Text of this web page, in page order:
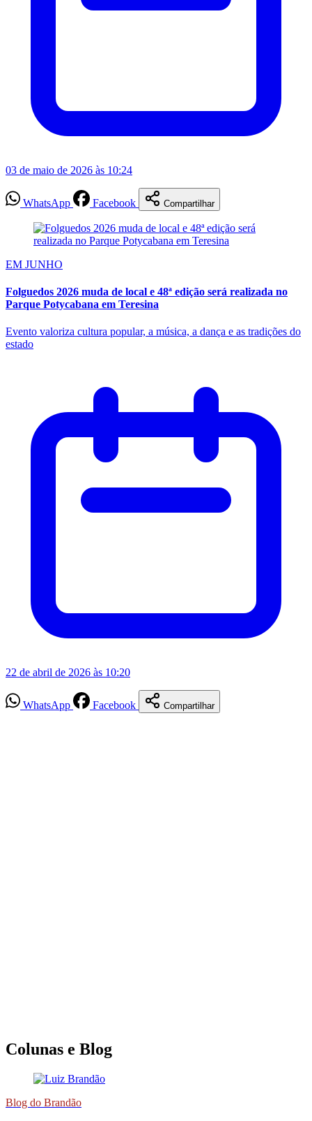
03 de maio de 2026 às 10:24
WhatsApp Facebook Compartilhar
EM JUNHO
Folguedos 2026 muda de local e 48ª edição será realizada no
Parque Potycabana em Teresina
Evento valoriza cultura popular, a música, a dança e as tradições do
estado
22 de abril de 2026 às 10:20
WhatsApp Facebook Compartilhar
Colunas e Blog
Blog do Brandão